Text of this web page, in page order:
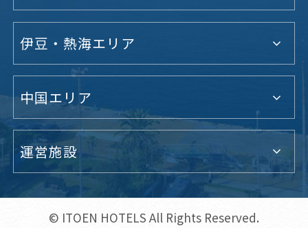
伊豆・熱海エリア
中国エリア
運営施設
© ITOEN HOTELS All Rights Reserved.